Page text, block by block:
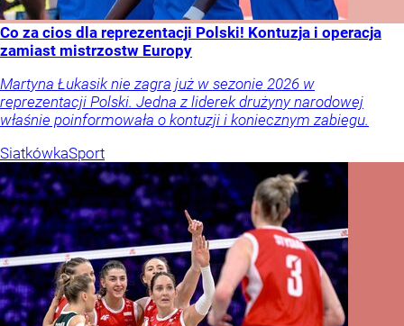
Co za cios dla reprezentacji Polski! Kontuzja i operacja
zamiast mistrzostw Europy
Martyna Łukasik nie zagra już w sezonie 2026 w
reprezentacji Polski. Jedna z liderek drużyny narodowej
właśnie poinformowała o kontuzji i koniecznym zabiegu.
SiatkówkaSport